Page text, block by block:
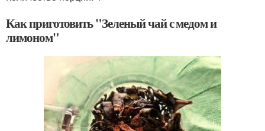
Как приготовить "Зеленый чай с медом и
лимоном"